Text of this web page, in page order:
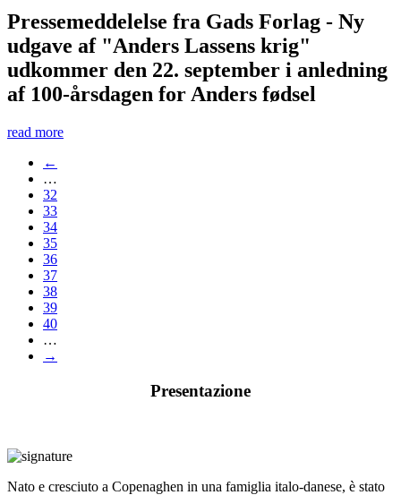
Pressemeddelelse fra Gads Forlag - Ny
udgave af "Anders Lassens krig"
udkommer den 22. september i anledning
af 100-årsdagen for Anders fødsel
read more
←
…
32
33
34
35
36
37
38
39
40
…
→
Presentazione
Nato e cresciuto a Copenaghen in una famiglia italo-danese, è stato